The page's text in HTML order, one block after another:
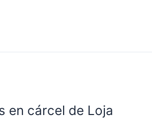
en cárcel de Loja